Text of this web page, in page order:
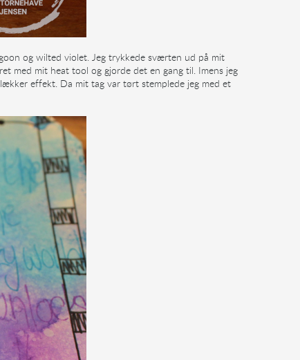
og wilted violet. Jeg trykkede sværten ud på mit
med mit heat tool og gjorde det en gang til. Imens jeg
effekt. Da mit tag var tørt stemplede jeg med et